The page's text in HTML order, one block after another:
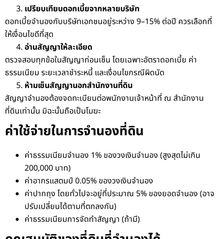
เปรียบเทียบดอกเบี้ยจากหลายบริษัท
ดอกเบี้ยจำนองกับบริษัทเอกชนอยู่ระหว่าง 9–15% ต่อปี ควรเลือกที่
ให้เงื่อนไขดีที่สุด
อ่านสัญญาให้ละเอียด
ตรวจสอบทุกข้อในสัญญาก่อนเซ็น โดยเฉพาะอัตราดอกเบี้ย ค่า
ธรรมเนียม ระยะเวลาชำระหนี้ และเงื่อนไขกรณีผิดนัด
ห้ามเซ็นสัญญานอกสำนักงานที่ดิน
สัญญาจำนองต้องจดทะเบียนต่อพนักงานเจ้าหน้าที่ ณ สำนักงาน
ที่ดินเท่านั้น มิฉะนั้นถือเป็นโมฆะ
ค่าใช้จ่ายในการจำนองที่ดิน
ค่าธรรมเนียมจำนอง 1% ของวงเงินจำนอง (สูงสุดไม่เกิน
200,000 บาท)
ค่าอากรแสตมป์ 0.05% ของวงเงินจำนอง
ค่าปากถุง โดยทั่วไปจะอยู่ที่ประมาณ 5% ของยอดจำนอง (อาจ
ปรับเปลี่ยนได้ตามที่ตกลงกัน)
ค่าธรรมเนียมการจัดทำสัญญา (ถ้ามี)